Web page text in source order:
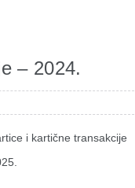
– 2024.
i kartične transakcije